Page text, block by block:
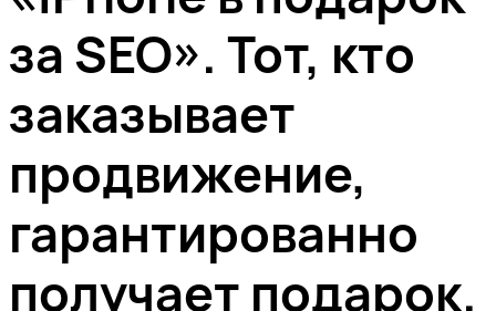
за SEO». Тот, кто
заказывает
продвижение,
гарантированно
получает подарок.